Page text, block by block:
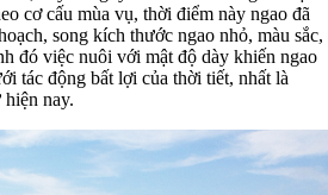
cơ cấu mùa vụ, thời điểm này ngao đã
song kích thước ngao nhỏ, màu sắc,
đó việc nuôi với mật độ dày khiến ngao
tác động bất lợi của thời tiết, nhất là
nay.